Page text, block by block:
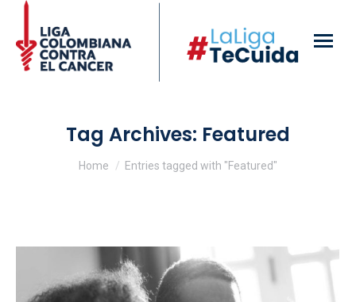
Tag Archives: Featured
You are here:
Home Entries tagged with "Featured"